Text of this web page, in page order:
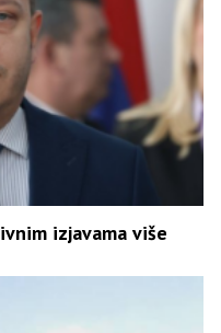
izjavama više